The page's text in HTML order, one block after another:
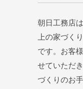
朝日工務店
上の家づく
です。お客
せていただ
づくりのお